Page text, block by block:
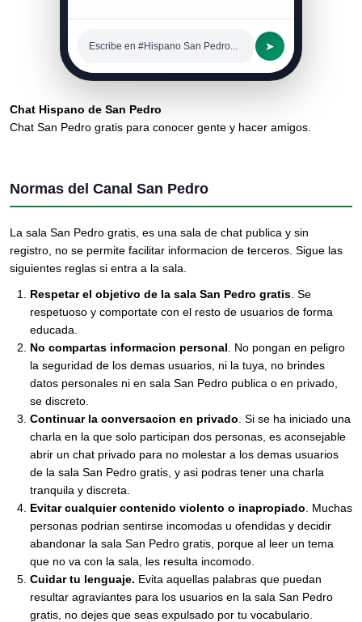
Escribe en #Hispano San Pedro... ➤
Chat Hispano de San Pedro
Chat San Pedro gratis para conocer gente y hacer amigos.
Normas del Canal San Pedro
La sala San Pedro gratis, es una sala de chat publica y sin
registro, no se permite facilitar informacion de terceros. Sigue las
siguientes reglas si entra a la sala.
Respetar el objetivo de la sala San Pedro gratis . Se
respetuoso y comportate con el resto de usuarios de forma
educada.
No compartas informacion personal . No pongan en peligro
la seguridad de los demas usuarios, ni la tuya, no brindes
datos personales ni en sala San Pedro publica o en privado,
se discreto.
Continuar la conversacion en privado . Si se ha iniciado una
charla en la que solo participan dos personas, es aconsejable
abrir un chat privado para no molestar a los demas usuarios
de la sala San Pedro gratis, y asi podras tener una charla
tranquila y discreta.
Evitar cualquier contenido violento o inapropiado . Muchas
personas podrian sentirse incomodas u ofendidas y decidir
abandonar la sala San Pedro gratis, porque al leer un tema
que no va con la sala, les resulta incomodo.
Cuidar tu lenguaje. Evita aquellas palabras que puedan
resultar agraviantes para los usuarios en la sala San Pedro
gratis, no dejes que seas expulsado por tu vocabulario.